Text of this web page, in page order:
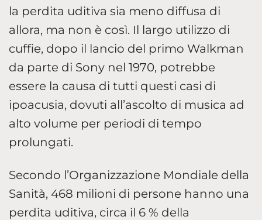
la perdita uditiva sia meno diffusa di
allora, ma non è così. Il largo utilizzo di
cuffie, dopo il lancio del primo Walkman
da parte di Sony nel 1970, potrebbe
essere la causa di tutti questi casi di
ipoacusia, dovuti all’ascolto di musica ad
alto volume per periodi di tempo
prolungati.
Secondo l’Organizzazione Mondiale della
Sanità, 468 milioni di persone hanno una
perdita uditiva, circa il 6 % della